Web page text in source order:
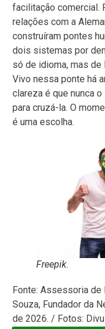
facilitação comercial.
relações com a
construíram pontes
dois sistemas por
só de idioma, mas
Vivo nessa ponte há
clareza é que nunca
para cruzá-la. O
é uma escolha.
Freepik.
Fonte: Assessoria de
Souza, Fundador da
de 2026. / Fotos: